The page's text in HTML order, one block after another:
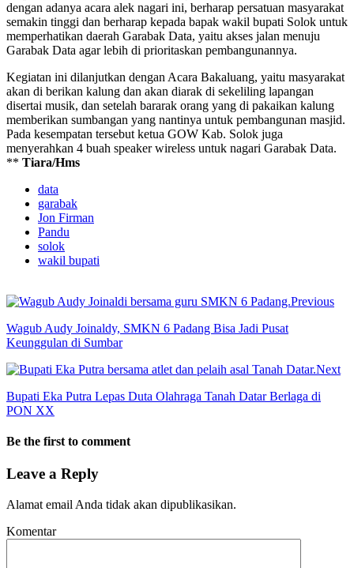
dengan adanya acara alek nagari ini, berharap persatuan masyarakat
semakin tinggi dan berharap kepada bapak wakil bupati Solok untuk
memperhatikan daerah Garabak Data, yaitu akses jalan menuju
Garabak Data agar lebih di prioritaskan pembangunannya.
Kegiatan ini dilanjutkan dengan Acara Bakaluang, yaitu masyarakat
akan di berikan kalung dan akan diarak di sekeliling lapangan
disertai musik, dan setelah bararak orang yang di pakaikan kalung
memberikan sumbangan yang nantinya untuk pembangunan masjid.
Pada kesempatan tersebut ketua GOW Kab. Solok juga
menyerahkan 4 buah speaker wireless untuk nagari Garabak Data.
** Tiara/Hms
data
garabak
Jon Firman
Pandu
solok
wakil bupati
Previous
Wagub Audy Joinaldy, SMKN 6 Padang Bisa Jadi Pusat
Keunggulan di Sumbar
Next
Bupati Eka Putra Lepas Duta Olahraga Tanah Datar Berlaga di
PON XX
Be the first to comment
Leave a Reply
Alamat email Anda tidak akan dipublikasikan.
Komentar